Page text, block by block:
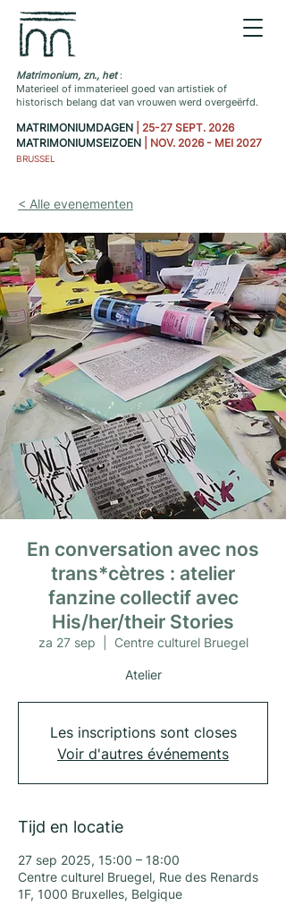
Matrimonium, zn., het:
Materieel of immaterieel goed van artistiek of
historisch belang dat van vrouwen werd overgeërfd.
MATRIMONIUMDAGEN | 25-27 SEPT. 2026
MATRIMONIUMSEIZOEN | NOV. 2026 - MEI 2027
BRUSSEL
< Alle evenementen
En conversation avec nos
trans*cètres : atelier
fanzine collectif avec
His/her/their Stories
za 27 sep Centre culturel Bruegel
Atelier
Les inscriptions sont closes
Voir d'autres événements
Tijd en locatie
27 sep 2025, 15:00 – 18:00
Centre culturel Bruegel, Rue des Renards
1F, 1000 Bruxelles, Belgique